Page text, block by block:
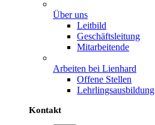
Über uns
Leitbild
Geschäftsleitung
Mitarbeitende
Arbeiten bei Lienhard
Offene Stellen
Lehrlingsausbildung
Kontakt